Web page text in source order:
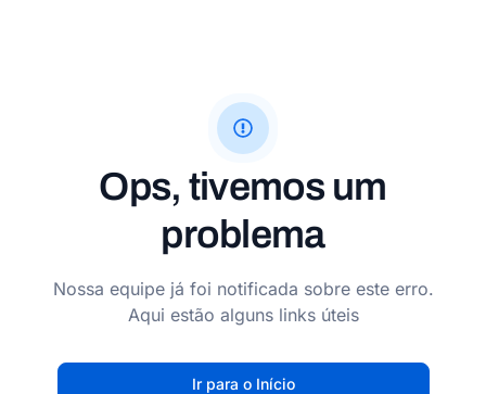
Ops, tivemos um
problema
Nossa equipe já foi notificada sobre este erro.
Aqui estão alguns links úteis
Ir para o Início